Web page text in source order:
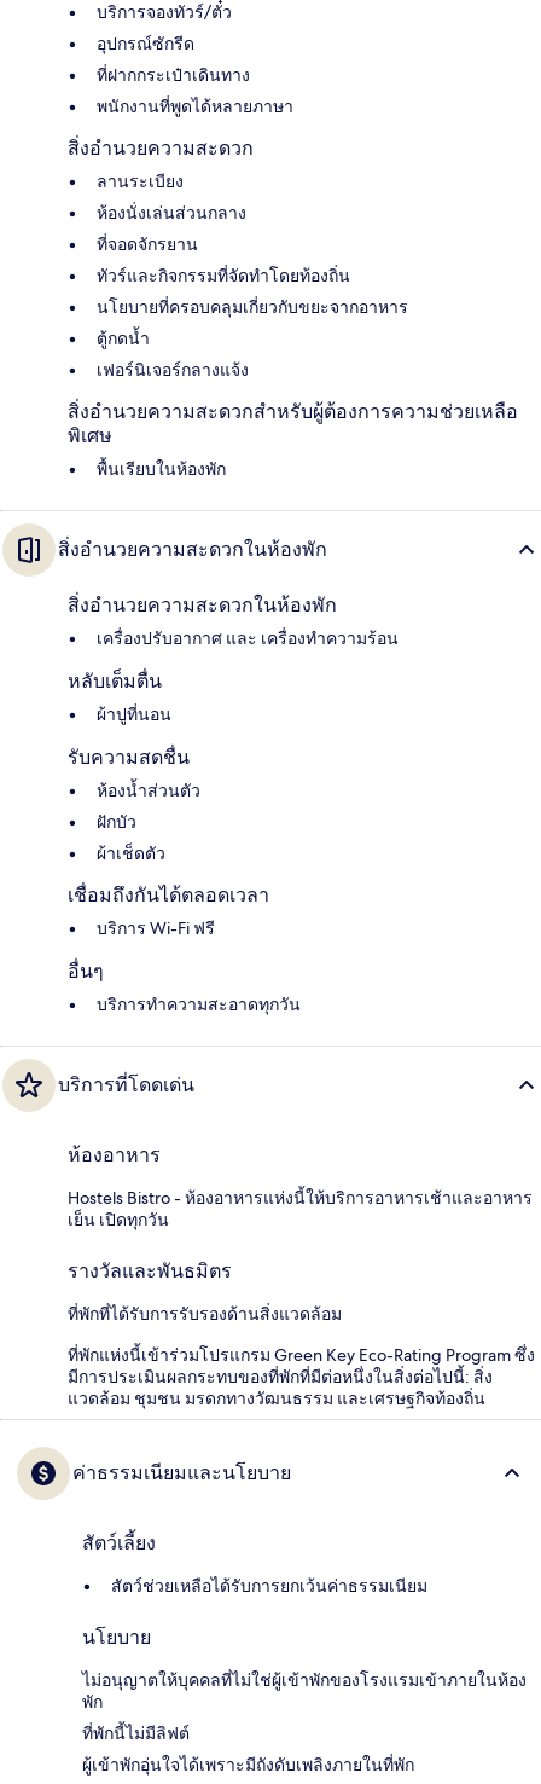
บริการจองทัวร์/ตั๋ว
อุปกรณ์ซักรีด
ที่ฝากกระเป๋าเดินทาง
พนักงานที่พูดได้หลายภาษา
สิ่งอำนวยความสะดวก
ลานระเบียง
ห้องนั่งเล่นส่วนกลาง
ที่จอดจักรยาน
ทัวร์และกิจกรรมที่จัดทำโดยท้องถิ่น
นโยบายที่ครอบคลุมเกี่ยวกับขยะจากอาหาร
ตู้กดน้ำ
เฟอร์นิเจอร์กลางแจ้ง
สิ่งอำนวยความสะดวกสำหรับผู้ต้องการความช่วยเหลือ
พิเศษ
พื้นเรียบในห้องพัก
สิ่งอำนวยความสะดวกในห้องพัก
สิ่งอำนวยความสะดวกในห้องพัก
เครื่องปรับอากาศ และ เครื่องทำความร้อน
หลับเต็มตื่น
ผ้าปูที่นอน
รับความสดชื่น
ห้องน้ำส่วนตัว
ฝักบัว
ผ้าเช็ดตัว
เชื่อมถึงกันได้ตลอดเวลา
บริการ Wi-Fi ฟรี
อื่นๆ
บริการทำความสะอาดทุกวัน
บริการที่โดดเด่น
ห้องอาหาร
Hostels Bistro - ห้องอาหารแห่งนี้ให้บริการอาหารเช้าและอาหาร
เย็น เปิดทุกวัน
รางวัลและพันธมิตร
ที่พักที่ได้รับการรับรองด้านสิ่งแวดล้อม
ที่พักแห่งนี้เข้าร่วมโปรแกรม Green Key Eco-Rating Program ซึ่ง
มีการประเมินผลกระทบของที่พักที่มีต่อหนึ่งในสิ่งต่อไปนี้: สิ่ง
แวดล้อม ชุมชน มรดกทางวัฒนธรรม และเศรษฐกิจท้องถิ่น
ค่าธรรมเนียมและนโยบาย
สัตว์เลี้ยง
สัตว์ช่วยเหลือได้รับการยกเว้นค่าธรรมเนียม
นโยบาย
ไม่อนุญาตให้บุคคลที่ไม่ใช่ผู้เข้าพักของโรงแรมเข้าภายในห้อง
พัก
ที่พักนี้ไม่มีลิฟต์
ผู้เข้าพักอุ่นใจได้เพราะมีถังดับเพลิงภายในที่พัก